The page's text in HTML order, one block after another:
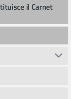
il Carnet